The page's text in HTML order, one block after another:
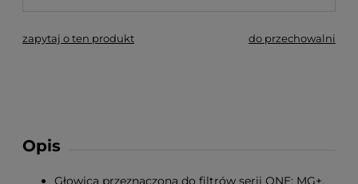
zapytaj o ten produkt do przechowalni
Opis
Głowica przeznaczona do filtrów serii ONE: MG+,